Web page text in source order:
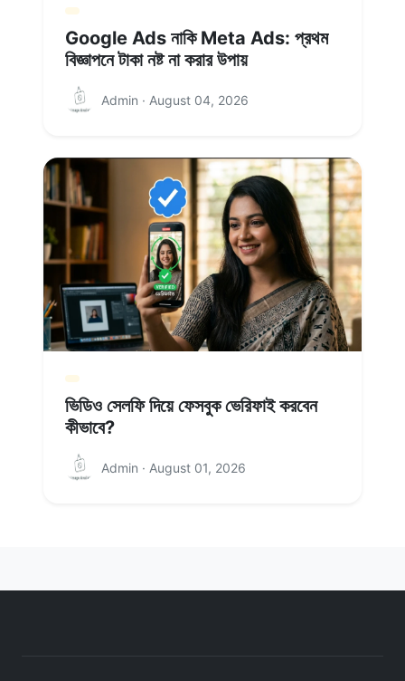
Google Ads নাকি Meta Ads: প্রথম
বিজ্ঞাপনে টাকা নষ্ট না করার উপায়
Admin · August 04, 2026
ভিডিও সেলফি দিয়ে ফেসবুক ভেরিফাই করবেন
কীভাবে?
Admin · August 01, 2026